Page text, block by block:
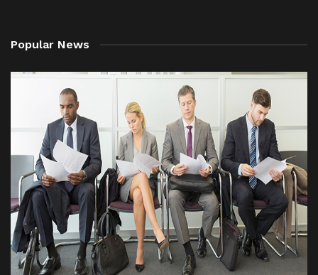
Popular News